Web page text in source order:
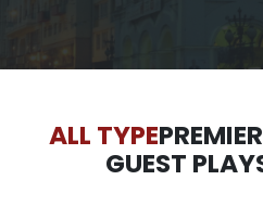
ALL TYPE
GUEST